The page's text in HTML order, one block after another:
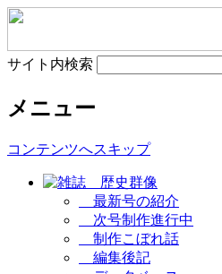
サイト内検索
メニュー
コンテンツへスキップ
最新号の紹介
次号制作進行中
制作こぼれ話
編集後記